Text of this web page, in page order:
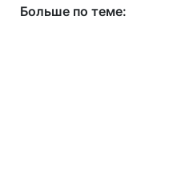
Больше по теме: